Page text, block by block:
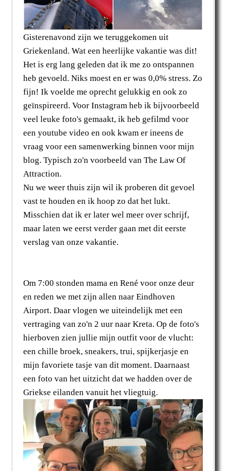
Gisterenavond zijn we teruggekomen uit
Griekenland. Wat een heerlijke vakantie was dit!
Het is erg lang geleden dat ik me zo ontspannen
heb gevoeld. Niks moest en er was 0,0% stress. Zo
fijn! Ik voelde me oprecht gelukkig en ook zo
geïnspireerd. Voor Instagram heb ik bijvoorbeeld
veel leuke foto's gemaakt, ik heb gefilmd voor
een youtube video en ook kwam er ineens de
vraag voor een samenwerking binnen voor mijn
blog. Typisch zo'n voorbeeld van The Law Of
Attraction.
Nu we weer thuis zijn wil ik proberen dit gevoel
vast te houden en ik hoop zo dat het lukt.
Misschien dat ik er later wel meer over schrijf,
maar laten we eerst verder gaan met dit eerste
verslag van onze vakantie.
Om 7:00 stonden mama en René voor onze deur
en reden we met zijn allen naar Eindhoven
Airport. Daar vlogen we uiteindelijk met een
vertraging van zo'n 2 uur naar Kreta. Op de foto's
hierboven zien jullie mijn outfit voor de vlucht:
een chille broek, sneakers, trui, spijkerjasje en
mijn favoriete tasje van dit moment. Daarnaast
een foto van het uitzicht dat we hadden over de
Griekse eilanden vanuit het vliegtuig.